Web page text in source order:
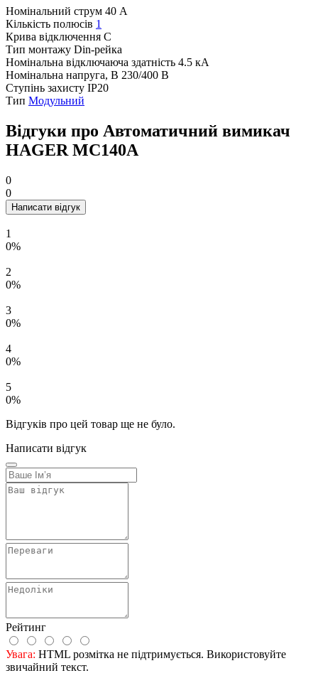
Номінальний струм 40 А
Кількість полюсів 1
Крива відключення C
Тип монтажу Din-рейка
Номінальна відключаюча здатність 4.5 кА
Номінальна напруга, В 230/400 В
Ступінь захисту IP20
Тип Модульний
Відгуки про Автоматичний вимикач
HAGER MC140A
0
0
Написати відгук
1
0%
2
0%
3
0%
4
0%
5
0%
Відгуків про цей товар ще не було.
Написати відгук
Рейтинг
Увага: HTML розмітка не підтримується. Використовуйте
звичайний текст.